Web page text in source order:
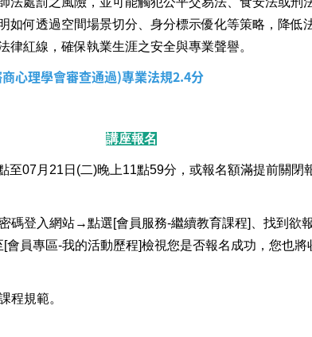
如何透過空間場景切分、身分標示優化等策略，降低
紅線，確保執業生涯之安全與專業聲譽。
心理學會審查通過)專業法規2.4分
講座報名
至07月21日(二)晚上11點59分，或報名額滿提前關閉
碼登入網站→點選[會員服務-繼續教育課程]、找到欲
員專區-我的活動歷程]檢視您是否報名成功，您也將
程規範。